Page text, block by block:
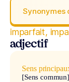
Synonymes
imparfait,
adjectif
Sens
[Sens commun]